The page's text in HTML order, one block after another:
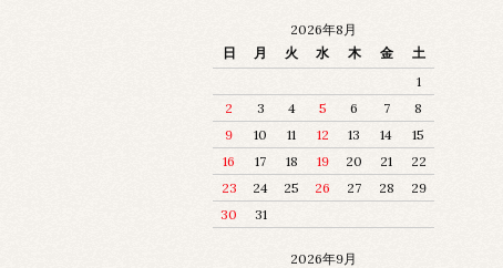
2026年8月
日
月 火 水 木 金
土
1
2
3 4 5 6 7
8
9
10 11 12 13 14
15
16
17 18 19 20 21
22
23
24 25 26 27 28
29
30
31
2026年9月